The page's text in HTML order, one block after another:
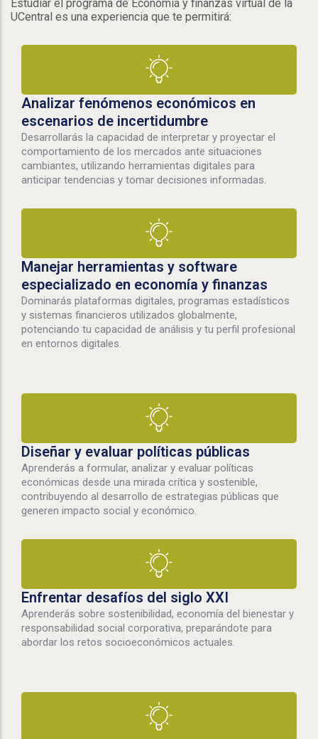
Estudiar el programa de Economía y finanzas virtual de la
UCentral es una experiencia que te permitirá:
Analizar fenómenos económicos en
escenarios de incertidumbre
Desarrollarás la capacidad de interpretar y proyectar el
comportamiento de los mercados ante situaciones
cambiantes, utilizando herramientas digitales para
anticipar tendencias y tomar decisiones informadas.
Manejar herramientas y software
especializado en economía y finanzas
Dominarás plataformas digitales, programas estadísticos
y sistemas financieros utilizados globalmente,
potenciando tu capacidad de análisis y tu perfil profesional
en entornos digitales.
Diseñar y evaluar políticas públicas
Aprenderás a formular, analizar y evaluar políticas
económicas desde una mirada crítica y sostenible,
contribuyendo al desarrollo de estrategias públicas que
generen impacto social y económico.
Enfrentar desafíos del siglo XXI
Aprenderás sobre sostenibilidad, economía del bienestar y
responsabilidad social corporativa, preparándote para
abordar los retos socioeconómicos actuales.